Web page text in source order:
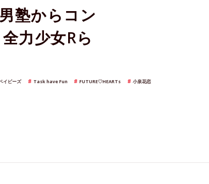
塾からコン
力少女Rら
イビーズ Task have Fun FUTURE♡HEARTs
小泉花恋